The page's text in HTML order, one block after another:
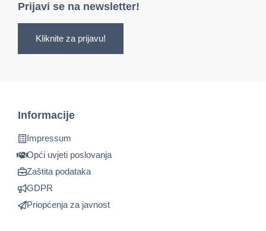
Prijavi se na newsletter!
Kliknite za prijavu!
Informacije
Impressum
Opći uvjeti poslovanja
Zaštita podataka
GDPR
Priopćenja za javnost